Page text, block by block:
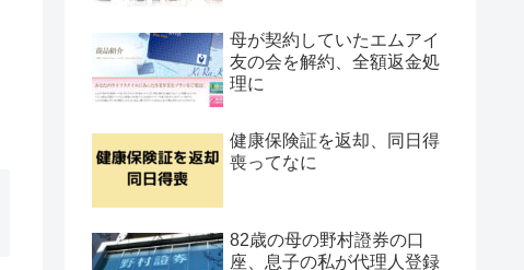
母が契約していたエムアイ
友の会を解約、全額返金処
理に
健康保険証を返却、同日得
喪ってなに
82歳の母の野村證券の口
座、息子の私が代理人登録